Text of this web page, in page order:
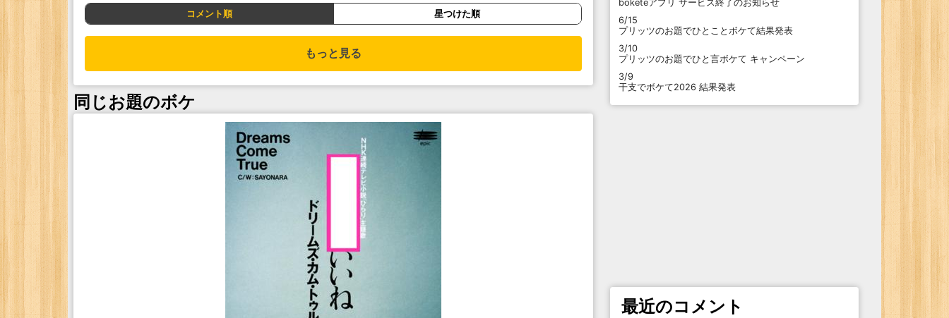
コメント順 星つけた順
もっと見る
同じお題のボケ
boketeアプリ サービス終了のお知らせ
6/15
プリッツのお題でひとことボケて結果発表
3/10
プリッツのお題でひと言ボケて キャンペーン
3/9
干支でボケて2026 結果発表
最近のコメント